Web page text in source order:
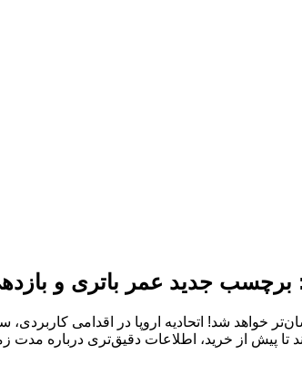
برچسب جدید عمر باتری و
خواهد شد! اتحادیه اروپا در اقدامی
از خرید، اطلاعات دقیق‌تری درباره مدت